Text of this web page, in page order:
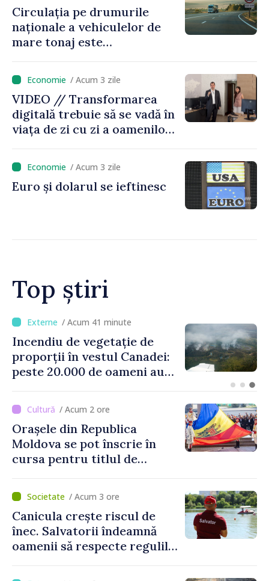
Circulația pe drumurile
naționale a vehiculelor de
mare tonaj este
caniculă
/ Acum 3 zile
VIDEO // Transformarea
digitală trebuie să se vadă în
viața de zi cu zi a oamenilor
funcționează economia:
premierul Vasile Tofan, în
vizită la AGE
/ Acum 3 zile
Euro și dolarul se ieftinesc
Top știri
/ Acum 18 minute
Forumul Diasporei //
Ministrul Culturii a
prezintat oportunitățile de
culturale și mobilitatea
artiștilor/ Acum 2 ore
Orașele din Republica
Moldova se pot înscrie în
cursa pentru titlul de
Culturii 2033”
/ Acum 3 ore
Canicula crește riscul de
înec. Salvatorii îndeamnă
oamenii să respecte regulile